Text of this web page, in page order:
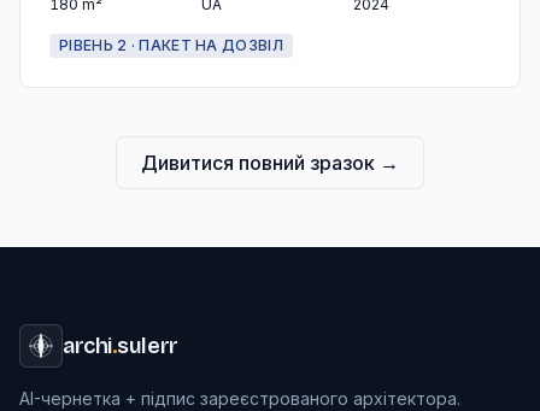
180 m²
UA
2024
РІВЕНЬ 2 · ПАКЕТ НА ДОЗВІЛ
Дивитися повний зразок →
archi.sulerr
AI-чернетка + підпис зареєстрованого архітектора.